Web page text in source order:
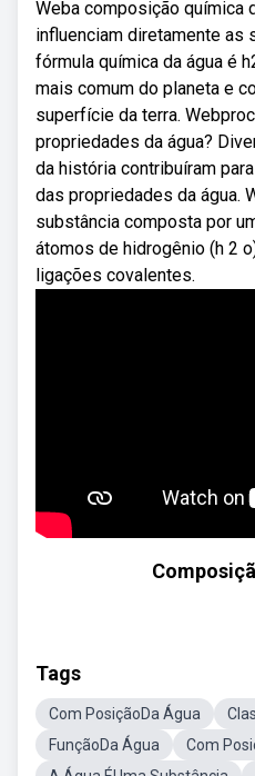
Weba composição química
influenciam diretamente as
fórmula química da água é
mais comum do planeta e
superfície da terra.
propriedades da água?
da história contribuíram
das propriedades da água.
substância composta por
átomos de hidrogênio (h 2
ligações covalentes.
Tags
Com PosiçãoDa Água
FunçãoDa Água
Com